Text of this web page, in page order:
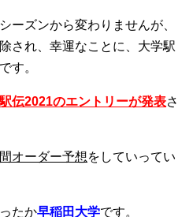
ーズンから変わりませんが、
され、幸運なことに、大学駅
す。
伝2021のエントリーが発表さ
オーダー予想をしていってい
たか早稲田大学です。